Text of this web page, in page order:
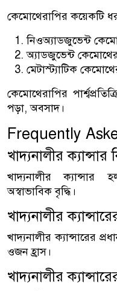
কেমোথেরাপির কয়েকটি
নিওঅ্যাডজুভেন্ট
অ্যাডজুভেন্ট
মেটাস্ট্যাটিক
কেমোথেরাপির
পড়া, অবসাদ।
Frequently
খাদ্যনালীর ক্যান্সার
খাদ্যনালীর ক্যান্সার
অস্বাভাবিক বৃদ্ধি।
খাদ্যনালীর
খাদ্যনালীর ক্যান্সারের
ওজন হ্রাস।
খাদ্যনালীর